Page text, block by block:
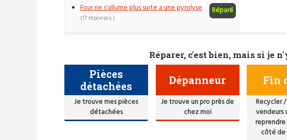
Four ne s'allume plus suite a une pyrolyse Réparé
(17 réponses )
Réparer, c'est bien, mais si je
Pièces
détachées
Je trouve mes pièces
détachées
Dépanneur
Je trouve un pro près de
chez moi
Fin
Recycler
vendeurs
côté de